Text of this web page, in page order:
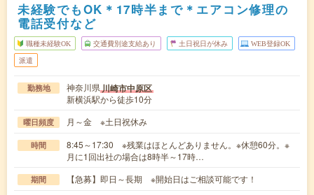
未経験でもOK＊17時半まで＊エアコン修理の
電話受付など
職種未経験OK 交通費別途支給あり 土日祝日が休み WEB登録OK
派遣
勤務地 神奈川県川崎市中原区
新横浜駅から徒歩10分
曜日頻度 月～金 ※土日祝休み
時間
8:45～17:30 ※残業はほとんどありません。※休憩60分。※
月に1回出社の場合は8時半～17時…
期間 【急募】即日～長期 ※開始日はご相談可能です！